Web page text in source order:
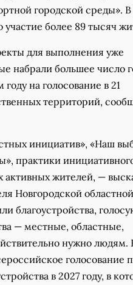
городской среды». В
участие более 89 тысяч
для выполнения уже
набрали большее число
на голосование в 21
территорий,
инициатив», «Наш
практики
активных жителей, —
Новгородской
благоустройства,
— местные, областные,
нужно людям.
голосование
в 2027 году, в